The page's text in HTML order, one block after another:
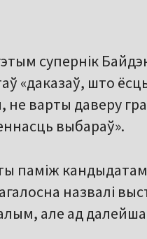
супернік
«даказаў, што
не варты даверу
выбараў».
паміж
назвалі
але ад